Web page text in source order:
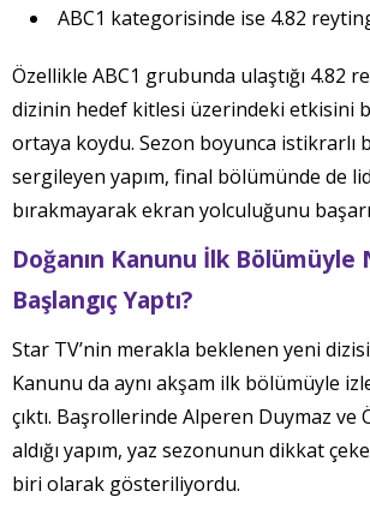
ABC1 kategorisinde ise 4.82
Özellikle ABC1 grubunda ulaştığı 4.82
dizinin hedef kitlesi üzerindeki etkisini
ortaya koydu. Sezon boyunca istikrarlı
sergileyen yapım, final bölümünde de
bırakmayarak ekran yolculuğunu
Doğanın Kanunu İlk Bölümüyle
Başlangıç Yaptı?
Star TV’nin merakla beklenen yeni
Kanunu da aynı akşam ilk bölümüyle
çıktı. Başrollerinde Alperen Duymaz ve
aldığı yapım, yaz sezonunun dikkat
biri olarak gösteriliyordu.